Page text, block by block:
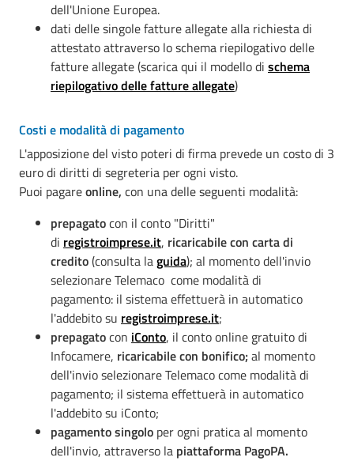
dell'Unione Europea.
dati delle singole fatture allegate alla richiesta di
attestato attraverso lo schema riepilogativo delle
fatture allegate (scarica qui il modello di schema
riepilogativo delle fatture allegate)
Costi e modalità di pagamento
L'apposizione del visto poteri di firma prevede un costo di 3
euro di diritti di segreteria per ogni visto.
Puoi pagareonline, con una delle seguenti modalità:
prepagatocon il conto "Diritti"
di registroimprese.it, ricaricabile con carta di
credito(consulta laguida); al momento dell'invio
selezionare Telemaco come modalità di
pagamento: il sistema effettuerà in automatico
l'addebito su registroimprese.it;
prepagatocon iConto, il conto online gratuito di
Infocamere, ricaricabile con bonifico; al momento
dell'invio selezionare Telemaco come modalità di
pagamento; il sistema effettuerà in automatico
l'addebito su iConto;
pagamento singolo per ogni pratica al momento
dell'invio, attraverso la piattaforma PagoPA.